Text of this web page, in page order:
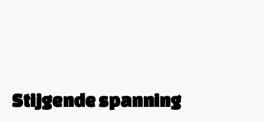
Stijgende spanning